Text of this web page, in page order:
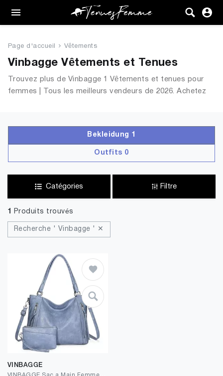
Femme
Vêtements
Chaussures
Page d'accueil Vêtements
Vinbagge Vêtements et Tenues
Trouvez plus de Vinbagge 1 Vêtements et tenues pour
femmes | Tous les meilleurs vendeurs de 2026. Achetez
Bekleidung 1
Outfits 0
Catégories Filtre
1 Produits trouvés
Recherche ' Vinbagge ' ✕
VINBAGGE